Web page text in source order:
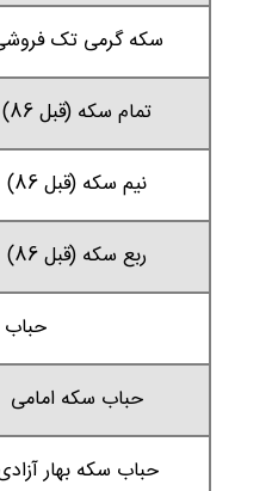
سکه گرمی تک
تمام سکه (قبل 86)
نیم سکه (قبل 86)
ربع سکه (قبل 86)
حباب سکه امامی
حباب سکه بهار